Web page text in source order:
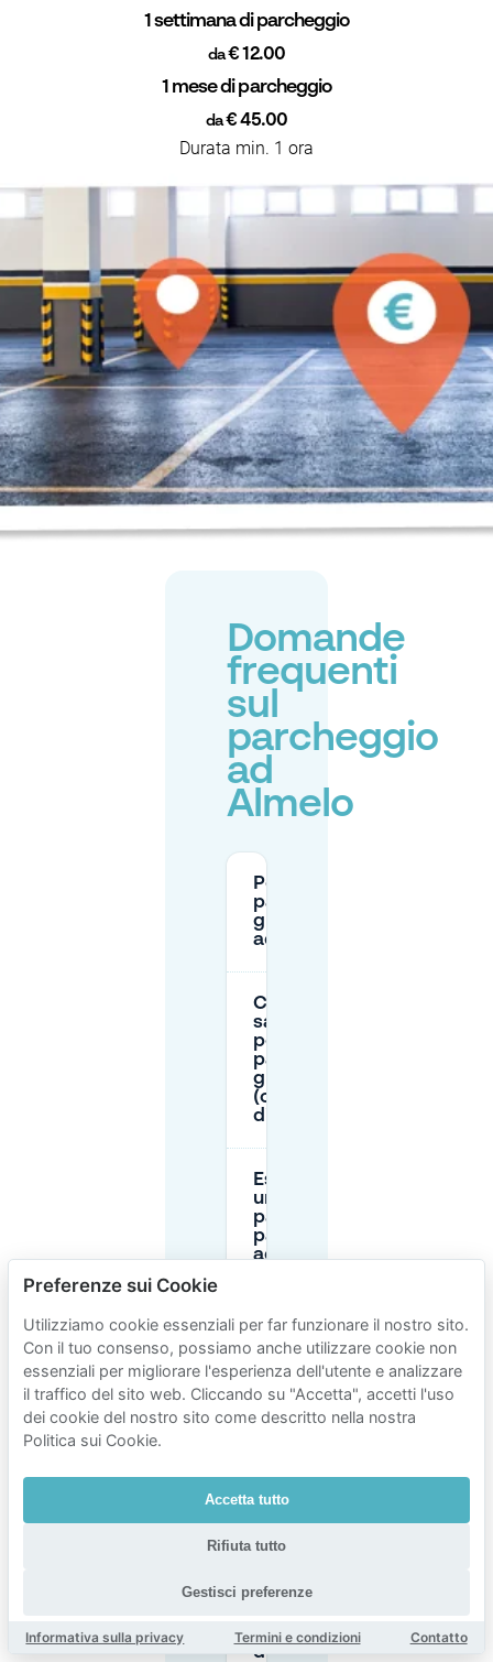
1 settimana di parcheggio
da€ 12.00
1 mese di parcheggio
da€ 45.00
Durata min. 1 ora
Domande
frequenti
sul
parcheggio
ad
Almelo
Posso
parcheggiare
gratuitamente
ad Almelo?
Come posso
sapere dove
posso
parcheggiare
gratuitamente
(o con un
disco orario)?
Esiste
un’app per
pagare il
parcheggio
ad Almelo?
Quali sono gli
orari delle
zone blu
(parkeerschijf)
ad Almelo?
parcheggiare
nei garage
Esiste un
a lunga
durata ad
Preferenze sui Cookie
Utilizziamo cookie essenziali per far funzionare il nostro sito.
Con il tuo consenso, possiamo anche utilizzare cookie non
essenziali per migliorare l'esperienza dell'utente e analizzare
il traffico del sito web. Cliccando su "Accetta", accetti l'uso
dei cookie del nostro sito come descritto nella nostra
Politica sui Cookie.
Accetta tutto
Rifiuta tutto
Gestisci preferenze
Informativa sulla privacy Termini e condizioni Contatto